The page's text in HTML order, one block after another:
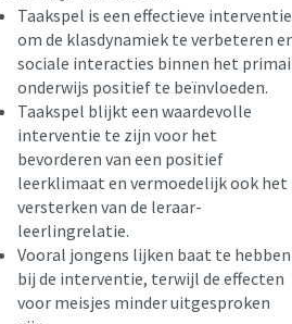
Taakspel is een effectieve interventie
om de klasdynamiek te verbeteren
sociale interacties binnen het
onderwijs positief te beïnvloeden.
Taakspel blijkt een waardevolle
interventie te zijn voor het
bevorderen van een positief
leerklimaat en vermoedelijk ook het
versterken van de leraar-
leerlingrelatie.
Vooral jongens lijken baat te hebben
bij de interventie, terwijl de effecten
voor meisjes minder uitgesproken